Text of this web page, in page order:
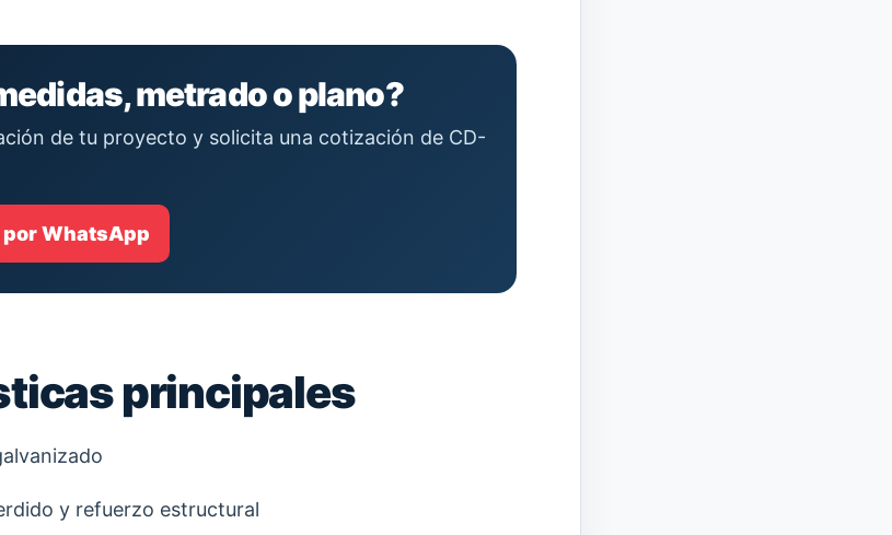
metrado o plano?
de tu proyecto y solicita una cotización de CD-
WhatsApp
principales
y refuerzo estructural